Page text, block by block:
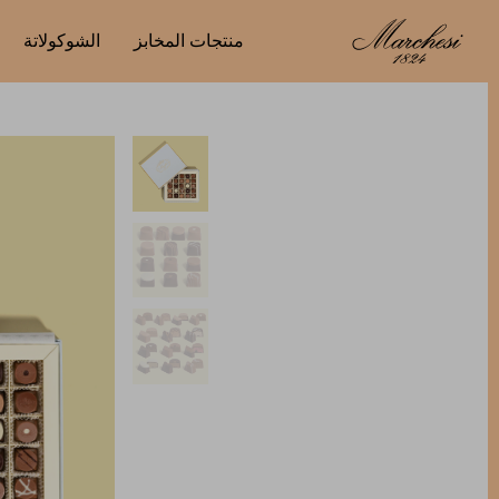
منتجات المخابز الشوكولاتة